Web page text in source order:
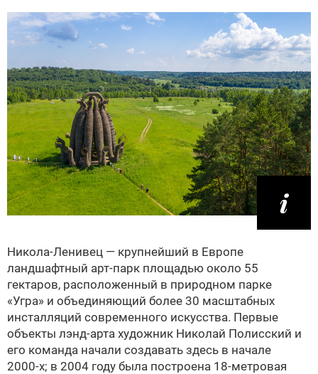
Никола-Ленивец — крупнейший в Европе
ландшафтный арт‑парк площадью около 55
гектаров, расположенный в природном парке
«Угра» и объединяющий более 30 масштабных
инсталляций современного искусства. Первые
объекты лэнд‑арта художник Николай Полисский и
его команда начали создавать здесь в начале
2000‑х; в 2004 году была построена 18‑метровая